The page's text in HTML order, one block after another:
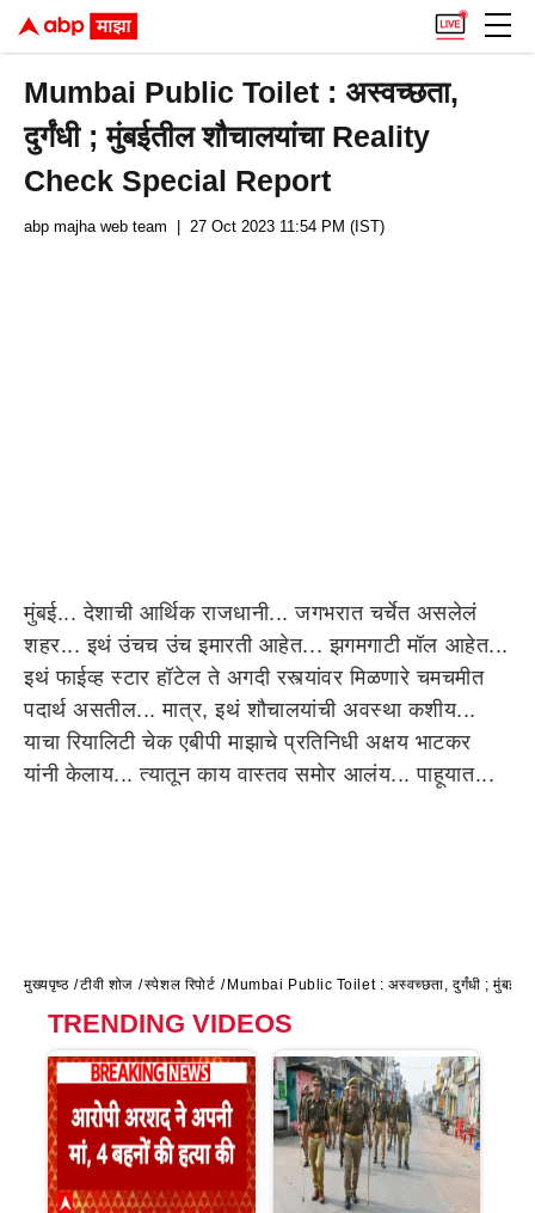
Mumbai Public Toilet : अस्वच्छता,
दुर्गंधी ; मुंबईतील शौचालयांचा Reality
Check Special Report
abp majha web team | 27 Oct 2023 11:54 PM (IST)
मुंबई... देशाची आर्थिक राजधानी... जगभरात चर्चेत असलेलं
शहर... इथं उंचच उंच इमारती आहेत... झगमगाटी मॉल आहेत...
इथं फाईव्ह स्टार हॉटेल ते अगदी रस्त्यांवर मिळणारे चमचमीत
पदार्थ असतील... मात्र, इथं शौचालयांची अवस्था कशीय...
याचा रियालिटी चेक एबीपी माझाचे प्रतिनिधी अक्षय भाटकर
यांनी केलाय... त्यातून काय वास्तव समोर आलंय... पाहूयात...
मुख्यपृष्ठ टीवी शोज स्पेशल रिपोर्ट Mumbai Public Toilet : अस्वच्छता, दुर्गंधी ;
TRENDING VIDEOS